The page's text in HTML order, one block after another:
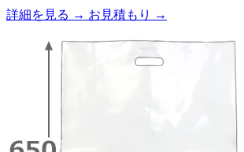
詳細を見る → お見積もり →